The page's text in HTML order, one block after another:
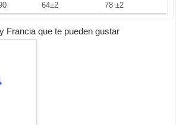
64±2 78 ±2
Francia que te pueden gustar